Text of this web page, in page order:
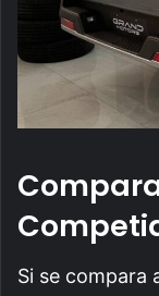
Si se